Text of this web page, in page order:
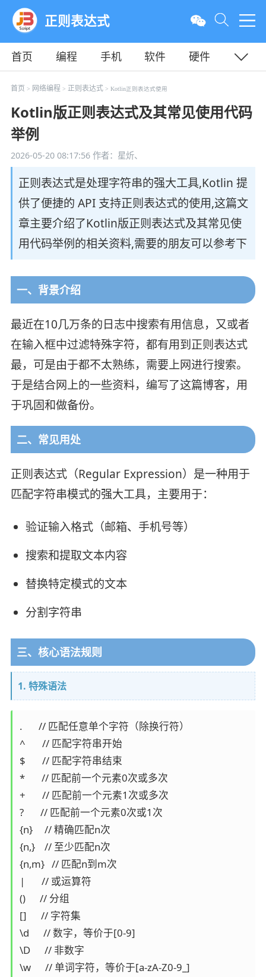
正则表达式
首页 编程 手机 软件
硬件
教程
平面 服务器
首页 > 网络编程 > 正则表达式> Kotlin正则表达式使用
Kotlin版正则表达式及其常见使用代码
举例
2026-05-20 08:17:56作者：星炘、
正则表达式是处理字符串的强大工具,Kotlin 提
供了便捷的 API 支持正则表达式的使用,这篇文
章主要介绍了Kotlin版正则表达式及其常见使
用代码举例的相关资料,需要的朋友可以参考下
一、背景介绍
最近在10几万条的日志中搜索有用信息，又或者
在输入框中过滤特殊字符，都有用到正则表达式
最，可是由于都不太熟练，需要上网进行搜索。
于是结合网上的一些资料，编写了这篇博客，用
于巩固和做备份。
二、常见用处
正则表达式（Regular Expression）是一种用于
匹配字符串模式的强大工具，主要用于：
验证输入格式（邮箱、手机号等）
搜索和提取文本内容
替换特定模式的文本
分割字符串
三、核心语法规则
1. 特殊语法
.       // 匹配任意单个字符（除换行符）
^       // 匹配字符串开始
$       // 匹配字符串结束
*       // 匹配前一个元素0次或多次
+       // 匹配前一个元素1次或多次
?       // 匹配前一个元素0次或1次
{n}     // 精确匹配n次
{n,}    // 至少匹配n次
{n,m}   // 匹配n到m次
|       // 或运算符
()      // 分组
[]      // 字符集
\d      // 数字，等价于[0-9]
\D      // 非数字
\w      // 单词字符，等价于[a-zA-Z0-9_]